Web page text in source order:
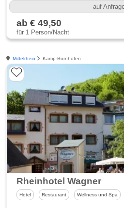
auf
ab € 49,50
für 1 Person/Nacht
Mittelrhein Kamp-Bornhofen
Rheinhotel Wagner
Hotel Restaurant Wellness und Spa